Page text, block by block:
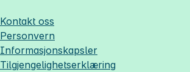
Kontakt oss
Personvern
Informasjonskapsler
Tilgjengelighetserklæring